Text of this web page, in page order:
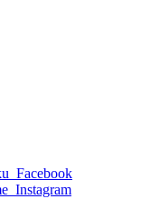
Facebook
Instagram